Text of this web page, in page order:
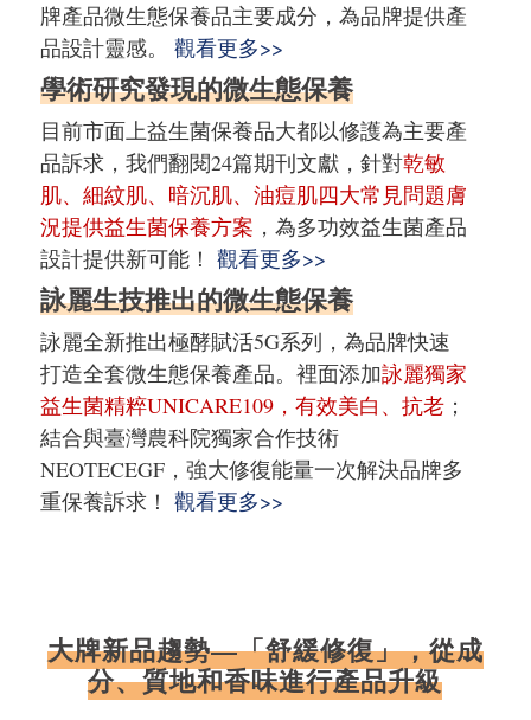
牌產品微生態保養品主要成分，為品牌提供產
品設計靈感。 觀看更多>>
學術研究發現的微生態保養
目前市面上益生菌保養品大都以修護為主要產
品訴求，我們翻閱24篇期刊文獻，針對乾敏
肌、細紋肌、暗沉肌、油痘肌四大常見問題膚
況提供益生菌保養方案 ，為多功效益生菌產品
設計提供新可能！ 觀看更多>>
詠麗生技推出的微生態保養
詠麗全新推出極酵賦活5G系列，為品牌快速
打造全套微生態保養產品。裡面添加詠麗獨家
益生菌精粹UNICARE109，有效美白、抗老；
結合與臺灣農科院獨家合作技術
NEOTECEGF，強大修復能量一次解決品牌多
重保養訴求！ 觀看更多>>
大牌新品趨勢—「舒緩修復」，從成
分、質地和香味進行產品升級